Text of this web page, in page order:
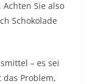
Sie also
Schokolade
– es sei
Problem,